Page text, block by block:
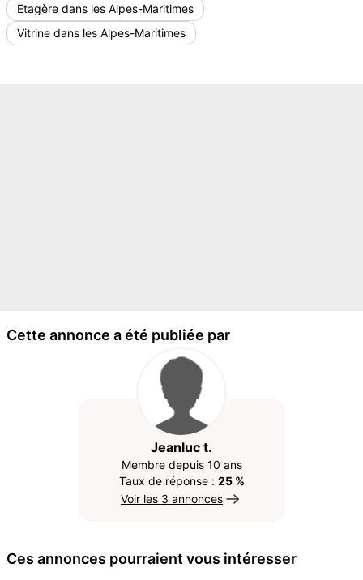
Etagère dans les Alpes-Maritimes
Vitrine dans les Alpes-Maritimes
Cette annonce a été publiée par
Jeanluc t.
Membre depuis 10 ans
Taux de réponse : 25 %
Voir les 3 annonces
Ces annonces pourraient vous intéresser